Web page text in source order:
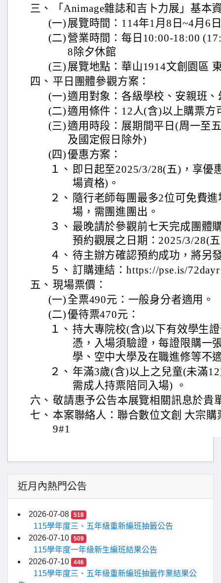
三、
「Animage雜誌和吉卜力展」基本
(一) 展覽時間：114年1月8日~4月6
(二) 營業時間：每日10:00-18:00
8除夕休館
(三) 展覽地點：華山1914文創園區
四、 平日團體參觀方案：
(一) 適用對象：各級學校、安親班
(二) 適用條件：12人(含)以上購票方
(三) 適用時段：展期間平日(周一至
及國定假日除外)
(四)優惠方案：
１、 即日起至2025/3/28(五)，享優
場資格)。
２、 隨行老師每團最多2位可免費
場，需團進團出。
３、 最晚請於參觀前七天完成團體
預約觀展之日期：2025/3/28(
４、 待主辦方確認預約成功，將另
５、 訂購連結：https://pse.is/72dayr
五、 現場票價：
(一) 全票490元：一般身分者適用。
(二)優待票470元：
１、 持大專院校(含)以下有效學生
憑，入場須驗證，每證限購一
學、空中大學及在職進修等不
２、 年滿3歲(含)以上之兒童(未滿
需成人持票陪同入場) 。
六、 敬請惠予公告本展覽相關訊息於貴
七、 本案聯絡人：聯合數位文創 大宗
9#1
近月內熱門公告
2026-07-08 518
115學年度三、五年級重新編班抽籤公告
2026-07-10
509
115學年度一年級新生編班結果公告
2026-07-10
446
115學年度三、五年級重新編班抽籤作業結果公